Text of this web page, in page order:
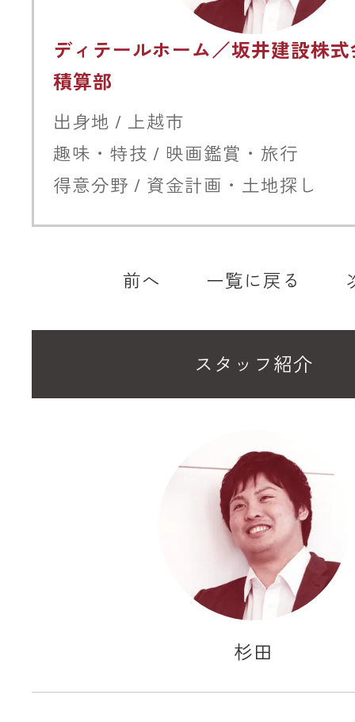
ディテールホーム／坂井建設株
積算部
出身地 / 上越市
趣味・特技 / 映画鑑賞・旅行
得意分野 / 資金計画・土地探し
前へ 一覧に戻る
スタッフ紹介
杉田